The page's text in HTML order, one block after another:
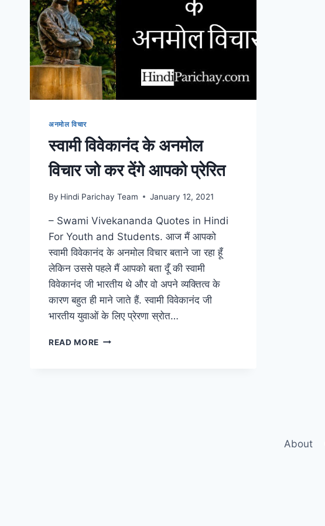
अनमोल विचार
स्वामी विवेकानंद के अनमोल
विचार जो कर देंगे आपको प्रेरित
By Hindi Parichay Team January 12, 2021
– Swami Vivekananda Quotes in Hindi
For Youth and Students. आज मैं आपको
स्वामी विवेकानंद के अनमोल विचार बताने जा रहा हूँ
लेकिन उससे पहले मैं आपको बता दूँ की स्वामी
विवेकानंद जी भारतीय थे और वो अपने व्यक्तित्व के
कारण बहुत ही माने जाते हैं. स्वामी विवेकानंद जी
भारतीय युवाओं के लिए प्रेरणा स्रोत…
READ MORE स्वामी
About